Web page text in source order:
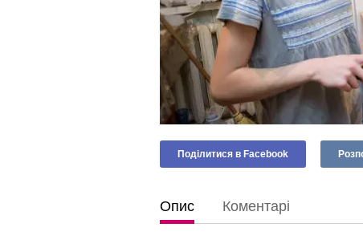
Поділитися в Facebook
Опис Коментарі